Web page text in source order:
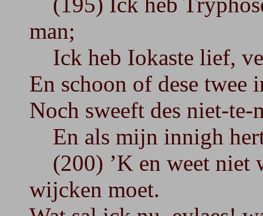
man;
Ick heb Iokaste lief,
En schoon of dese twee
Noch sweeft des niet-
En als mijn innigh
(200) ’K en weet niet
wijcken moet.